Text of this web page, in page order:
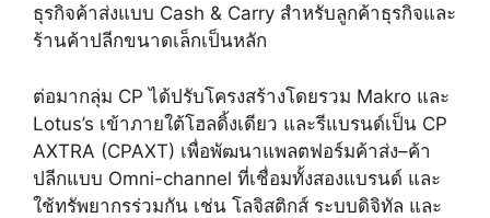
ธุรกิจค้าส่งแบบ Cash & Carry สำหรับลูกค้าธุรกิจและ
ร้านค้าปลีกขนาดเล็กเป็นหลัก
ต่อมากลุ่ม CP ได้ปรับโครงสร้างโดยรวม Makro และ
Lotus’s เข้าภายใต้โฮลดิ้งเดียว และรีแบรนด์เป็น CP
AXTRA (CPAXT) เพื่อพัฒนาแพลตฟอร์มค้าส่ง–ค้า
ปลีกแบบ Omni-channel ที่เชื่อมทั้งสองแบรนด์ และ
ใช้ทรัพยากรร่วมกัน เช่น โลจิสติกส์ ระบบดิจิทัล และ